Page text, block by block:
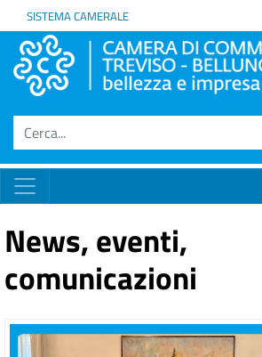
SISTEMA CAMERALE
News, eventi,
comunicazioni